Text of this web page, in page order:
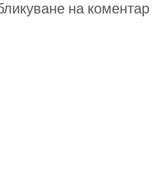
на коментар